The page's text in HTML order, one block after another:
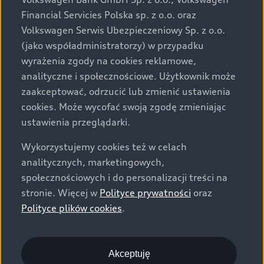
za dopłatą. Wiążące ustalenie ceny, wyposażenia i
specyfikacji pojazdu następują w umowie sprzedaży, a
określenie parametrów technicznych zawiera
świadectwo homologacji typu pojazdu. Zastrzegamy
sobie prawo do zmian i pomyłek. Wszelkie informacje
prezentowane na stronie są aktualne na dzień ich
zamieszczania. W celu uzyskania najnowszych
informacji prosimy kontaktować się z Partnerem Marki
Audi.
Wszystkie produkowane obecnie samochody marki Audi
są wykonywane z materiałów spełniających pod
względem możliwości odzysku i recyklingu wymagania
określone w normie ISO 22628 i są zgodne z
europejskimi świadectwami homologacji wydanymi wg
o.o. podlega obowiązkowi zapewnienia wszystkim
użytkownikom samochodów marki Volkswagen sieci
Financial Servicies Polska sp. z o.o. oraz
Volkswagen Serwis Ubezpieczeniowy Sp. z o.o.
(jako współadministratorzy) w przypadku
wyrażenia zgody na cookies reklamowe,
analityczne i społecznościowe. Użytkownik może
zaakceptować, odrzucić lub zmienić ustawienia
cookies. Może wycofać swoją zgodę zmieniając
ustawienia przeglądarki.
Wykorzystujemy cookies też w celach
analitycznych, marketingowych,
społecznościowych i do personalizacji treści na
stronie. Więcej w Polityce prywatności oraz
Polityce plików cookies.
Akceptuję